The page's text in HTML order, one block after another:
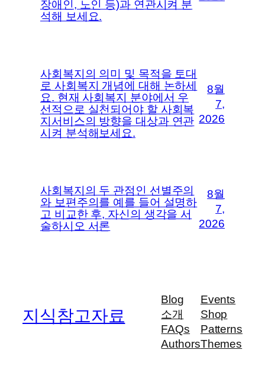
장애인, 노인 등)과 연관시켜 분
석해 보세요.
사회복지의 의미 및 목적을 토대
로 사회복지 개념에 대해 논하세
요. 현재 사회복지 분야에서 우
선적으로 실천되어야 할 사회복
지서비스의 방향을 대상과 연관
시켜 분석해보세요.
8월
7,
2026
사회복지의 두 관점인 선별주의
와 보편주의를 예를 들어 설명하
고 비교한 후, 자신의 생각을 서
술하시오 서론
8월
7,
2026
지식참고자료
Blog
소개
FAQs
Authors
Events
Shop
Patterns
Themes